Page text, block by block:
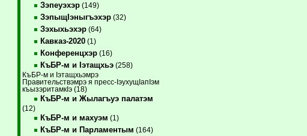
Зэпеуэхэр(149)
ЗэпыщIэныгъэхэр(32)
Зэхыхьэхэр(64)
Кавказ-2020(1)
Конференцхэр(16)
КъБР-м и Iэтащхьэ(258)
КъБР-м и Iэтащхьэмрэ
Правительствэмрэ я пресс-IэухущIапIэм
къызэритамкIэ (18)
КъБР-м и Жылагъуэ палатэм
(12)
КъБР-м и махуэм (1)
КъБР-м и Парламентым (164)